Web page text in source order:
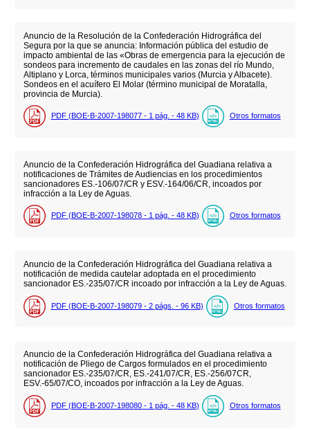
Anuncio de la Resolución de la Confederación Hidrográfica del
Segura por la que se anuncia: Información pública del estudio de
impacto ambiental de las «Obras de emergencia para la ejecución de
sondeos para incremento de caudales en las zonas del río Mundo,
Altiplano y Lorca, términos municipales varios (Murcia y Albacete).
Sondeos en el acuífero El Molar (término municipal de Moratalla,
provincia de Murcia).
PDF (BOE-B-2007-198077 - 1 pág. - 48 KB) Otros formatos
Anuncio de la Confederación Hidrográfica del Guadiana relativa a
notificaciones de Trámites de Audiencias en los procedimientos
sancionadores ES.-106/07/CR y ESV.-164/06/CR, incoados por
infracción a la Ley de Aguas.
PDF (BOE-B-2007-198078 - 1 pág. - 48 KB) Otros formatos
Anuncio de la Confederación Hidrográfica del Guadiana relativa a
notificación de medida cautelar adoptada en el procedimiento
sancionador ES.-235/07/CR incoado por infracción a la Ley de Aguas.
PDF (BOE-B-2007-198079 - 2 págs. - 96 KB) Otros formatos
Anuncio de la Confederación Hidrográfica del Guadiana relativa a
notificación de Pliego de Cargos formulados en el procedimiento
sancionador ES.-235/07/CR, ES.-241/07/CR, ES.-256/07CR,
ESV.-65/07/CO, incoados por infracción a la Ley de Aguas.
PDF (BOE-B-2007-198080 - 1 pág. - 48 KB) Otros formatos